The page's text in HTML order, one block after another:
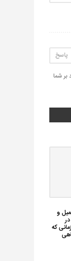
پاسخ
بر شما
و
که